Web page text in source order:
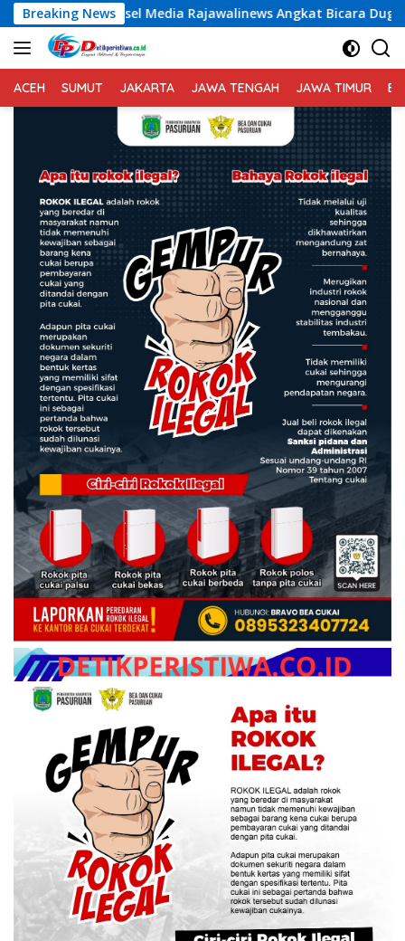
Langsung
ke
konten
Breaking News
Rajawalinews Angkat Bicara Dugaan Penggelapan Dana
ACEH SUMUT JAKARTA JAWA TENGAH JAWA TIMUR